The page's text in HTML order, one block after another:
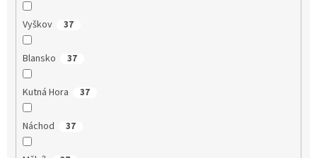
Vyškov 37
Blansko 37
Kutná Hora 37
Náchod 37